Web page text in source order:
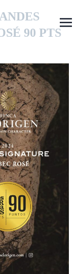
90 PTS